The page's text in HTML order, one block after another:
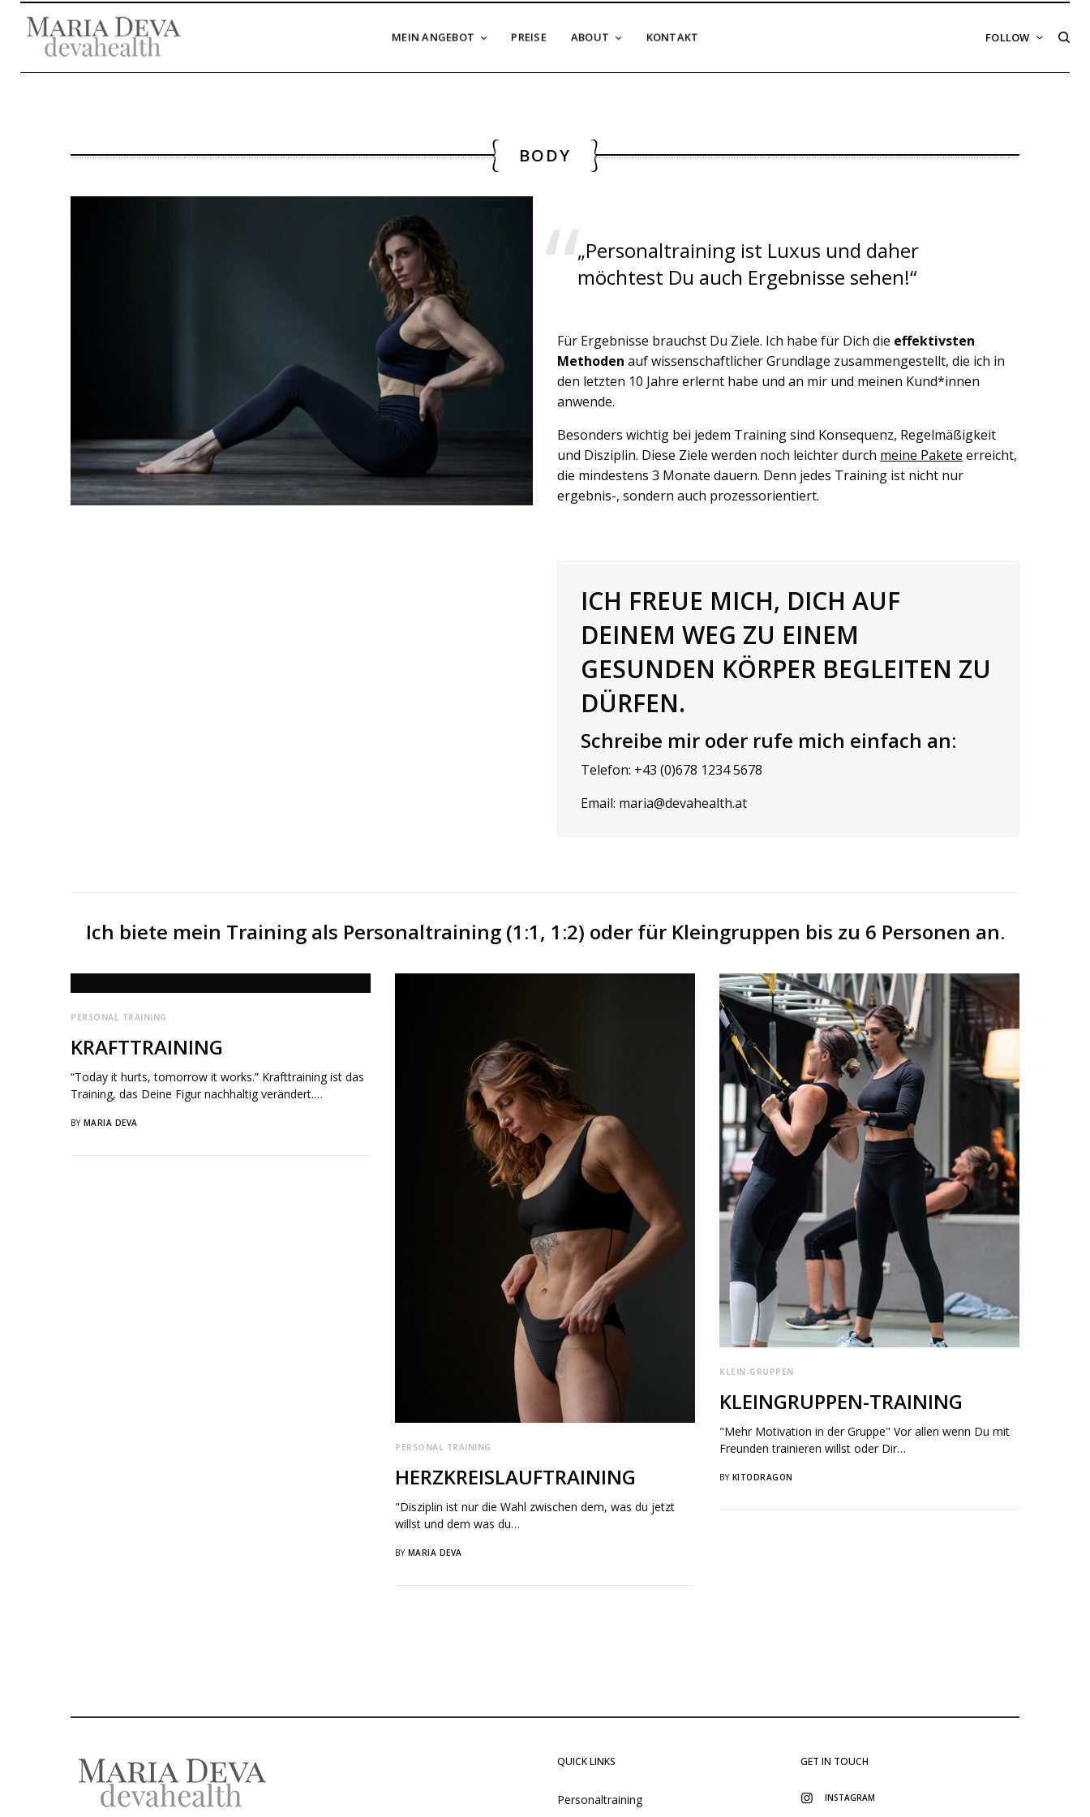
MEIN ANGEBOT PREISE ABOUT KONTAKT FOLLOW
BODY
„Personaltraining ist Luxus und daher
möchtest Du auch Ergebnisse sehen!“
Für Ergebnisse brauchst Du Ziele. Ich habe für Dich die effektivsten
Methoden auf wissenschaftlicher Grundlage zusammengestellt, die ich in
den letzten 10 Jahre erlernt habe und an mir und meinen Kund*innen
anwende.
Besonders wichtig bei jedem Training sind Konsequenz, Regelmäßigkeit
und Disziplin. Diese Ziele werden noch leichter durch meine Pakete erreicht,
die mindestens 3 Monate dauern. Denn jedes Training ist nicht nur
ergebnis-, sondern auch prozessorientiert.
ICH FREUE MICH, DICH AUF
DEINEM WEG ZU EINEM
GESUNDEN KÖRPER BEGLEITEN ZU
DÜRFEN.
Schreibe mir oder rufe mich einfach an:
Telefon: +43 (0)678 1234 5678
Email: maria@devahealth.at
Ich biete mein Training als Personaltraining (1:1, 1:2) oder für Kleingruppen bis zu 6 Personen an.
PERSONAL TRAINING
KRAFTTRAINING
“Today it hurts, tomorrow it works.” Krafttraining ist das
Training, das Deine Figur nachhaltig verändert.…
BY MARIA DEVA
PERSONAL TRAINING
HERZKREISLAUFTRAINING
"Disziplin ist nur die Wahl zwischen dem, was du jetzt
willst und dem was du…
BY MARIA DEVA
KLEIN-GRUPPEN
KLEINGRUPPEN-TRAINING
"Mehr Motivation in der Gruppe" Vor allen wenn Du mit
Freunden trainieren willst oder Dir…
BY KITODRAGON
QUICK LINKS
Personaltraining
GET IN TOUCH
INSTAGRAM